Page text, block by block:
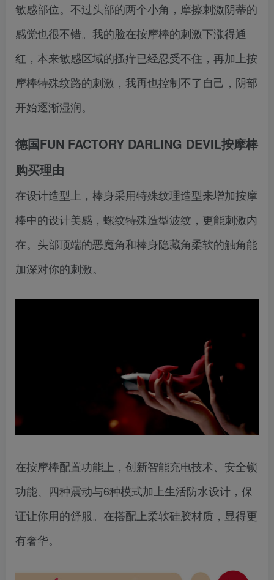
敏感部位。不过头部的两个小角，摩擦刺激阴蒂的
感觉也很不错。我的脸在按摩棒的刺激下涨得通
红，本来敏感区域的搔痒已经忍受不住，再加上按
摩棒特殊纹路的刺激，我再也控制不了自己，阴部
开始逐渐湿润。
德国FUN FACTORY DARLING DEVIL按摩棒
购买理由
在设计造型上，棒身采用特殊纹理造型来增加按摩
棒中的设计美感，螺纹特殊造型波纹，更能刺激内
在。头部顶端的恶魔角和棒身隐藏角柔软的触角能
加深对你的刺激。
在按摩棒配置功能上，创新智能充电技术、安全锁
功能、四种震动与6种模式加上生活防水设计，保
证让你用的舒服。在搭配上柔软硅胶材质，显得更
有奢华。